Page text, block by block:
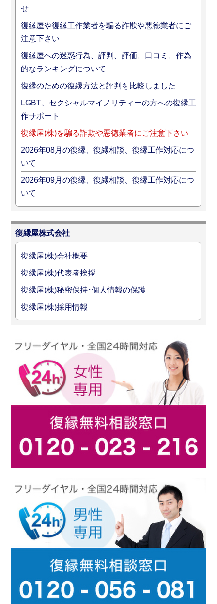
せ
復縁屋や復縁工作業者を騙る詐欺や悪徳業者にご
注意下さい
復縁屋への迷惑行為、評判、評価、口コミ、作為
的なランキングについて
復縁のための復縁方法と評判を比較しました
LGBT、セクシャルマイノリティーの方への復縁工
作サポート
復縁屋(株)を騙る詐欺や悪徳業者にご注意下さい
2026年08月の復縁、復縁相談、復縁工作対応につ
いて
2026年09月の復縁、復縁相談、復縁工作対応につ
いて
復縁屋株式会社
復縁屋(株)会社概要
復縁屋(株)代表者挨拶
復縁屋(株)秘密保持･個人情報の保護
復縁屋(株)採用情報